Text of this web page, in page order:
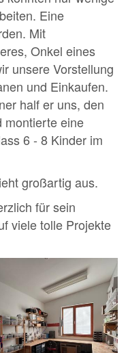
Eine
Mit
Onkel eines
unsere Vorstellung
und Einkaufen.
half er uns, den
montierte eine
6 - 8 Kinder im
großartig aus.
für sein
viele tolle Projekte